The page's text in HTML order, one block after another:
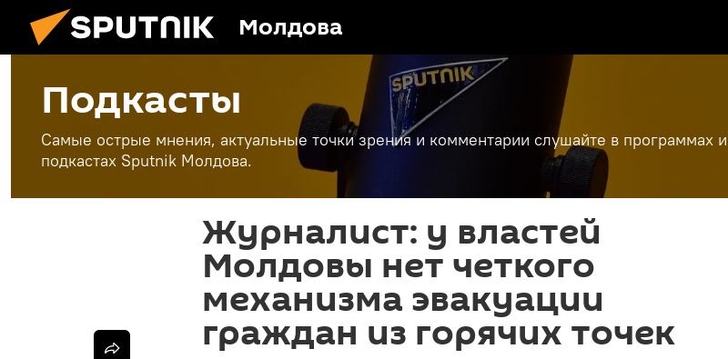
Молдова
Подкасты
Самые острые мнения, актуальные точки зрения и комментарии слушайте в программах и
подкастах Sputnik Молдова.
Журналист: у властей
Молдовы нет четкого
механизма эвакуации
граждан из горячих точек